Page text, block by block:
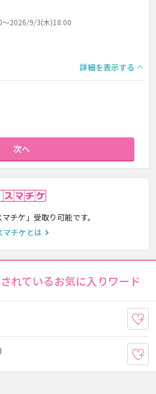
2026/9/3(木)18:00
詳細を表示する
次へ
チケ」受取り可能です。
マチケとは
れているお気に入りワード